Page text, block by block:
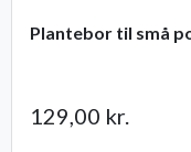
129,00 kr.